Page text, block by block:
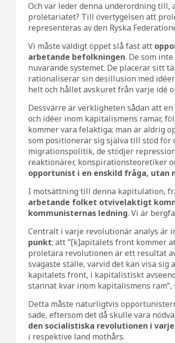
Och var leder denna underordning till,
proletariatet? Till övertygelsen att
representeras av den Ryska
Vi måste väldigt öppet slå fast att
arbetande befolkningen. De som
nuvarande systemet. De placerar sitt
rationaliserar sin desillusion med
helt och hållet avskuret från varje idé
Dessvärre är verkligheten sådan att
och idéer inom kapitalismens ramar,
kommer vara felaktiga; man är aldrig
som positionerar sig själva till stöd för
migrationspolitik, de stödjer
reaktionärer, konspirationsteoretiker
opportunist i en enskild fråga, utan
I motsättning till denna kapitulation,
arbetande folket otvivelaktigt
kommunisternas ledning. Vi är
Centralt i varje revolutionär analys är
punkt; att ”[k]apitalets front kommer
proletära revolutionen är ett resultat
svagaste ställe, varvid det kan visa
kapitalets front, i kapitalistiskt
stannat kvar inom kapitalismens ram”,
Detta måste naturligtvis
sade, eftersom det då skulle vara
den socialistiska revolutionen i
i respektive land mothårs.